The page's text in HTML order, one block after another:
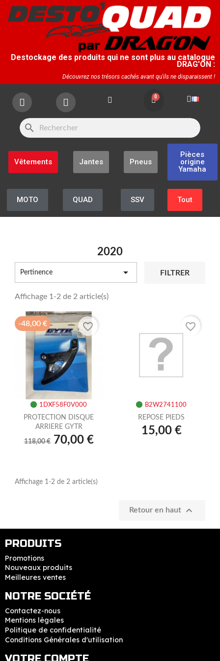
Destockage des produits qui ne sont plus au catalogue
DRAG'ON :
Découvrez nos trésors cachés avant qu'ils ne disparaissent !
search
Pièces
origine
Yamaha
Pneus
Jantes
Vêtements
Tout
SSV
QUAD
MOTO
2020
Pertinence  FILTRER
Affichage 1-2 de 2 article(s)
1DXF58F0V000
PROTECTION DISQUE
ARRIERE GYTR
118,00 € 70,00 €
-48,00 € favorite_border
B2W2741100
REPOSE PIEDS
15,00 €
favorite_border
Affichage 1-2 de 2 article(s)
Retour en haut 
PRODUITS
Promotions
Nouveaux produits
Meilleures ventes
NOTRE SOCIÉTÉ
Contactez-nous
Mentions légales
Politique de confidentialité
Conditions Générales d'utilisation